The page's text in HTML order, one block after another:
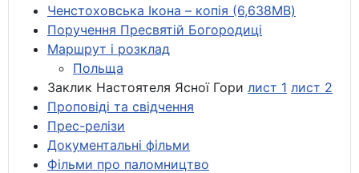
Ченстоховська Ікона – копія (6,638MB)
Поручення Пресвятій Богородиці
Маршрут і розклад
Польща
Заклик Настоятеля Ясної Гори лист 1 лист 2
Проповіді та свідчення
Прес-релізи
Документальні фільми
Фільми про паломництво